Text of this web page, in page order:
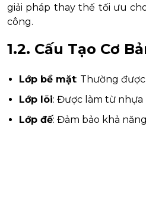
giải pháp thay thế tối ưu
công.
1.2. Cấu Tạo Cơ
Lớp bề mặt: Thường
Lớp lõi: Được làm từ nhựa
Lớp đế: Đảm bảo khả